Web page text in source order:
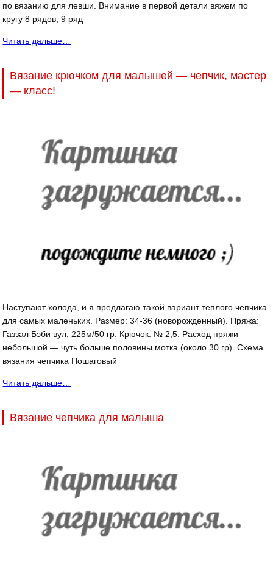
по вязанию для левши. Внимание в первой детали вяжем по
кругу 8 рядов, 9 ряд
Читать дальше…
Вязание крючком для малышей — чепчик, мастер
— класс!
Наступают холода, и я предлагаю такой вариант теплого чепчика
для самых маленьких. Размер: 34-36 (новорожденный). Пряжа:
Газзал Бэби вул, 225м/50 гр. Крючок: № 2,5. Расход пряжи
небольшой — чуть больше половины мотка (около 30 гр). Схема
вязания чепчика Пошаговый
Читать дальше…
Вязание чепчика для малыша